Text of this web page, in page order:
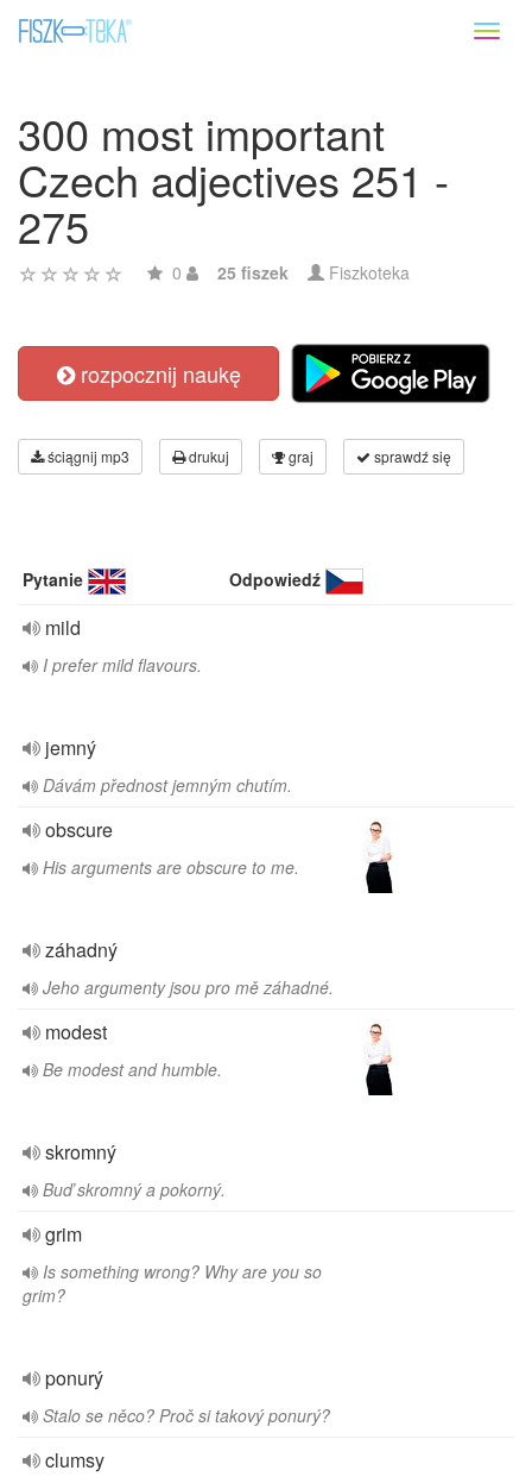
300 most important
Czech adjectives 251 -
275
0 25 fiszek Fiszkoteka
rozpocznij naukę
ściągnij mp3 drukuj graj sprawdź się
Pytanie Odpowiedź
mild
I prefer mild flavours.
jemný
Dávám přednost jemným chutím.
obscure
His arguments are obscure to me.
záhadný
Jeho argumenty jsou pro mě záhadné.
modest
Be modest and humble.
skromný
Buď skromný a pokorný.
grim
Is something wrong? Why are you so
grim?
ponurý
Stalo se něco? Proč si takový ponurý?
clumsy